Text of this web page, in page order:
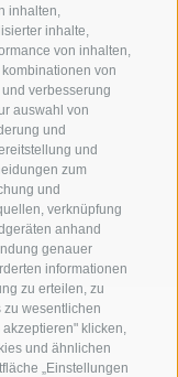
inhalten,
inhalte,
von inhalten,
von
verbesserung
auswahl von
und
und
zum
und
verknüpfung
anhand
genauer
informationen
zu erteilen, zu
wesentlichen
klicken,
und ähnlichen
„Einstellungen
| COOKIE-RICHTLINIE